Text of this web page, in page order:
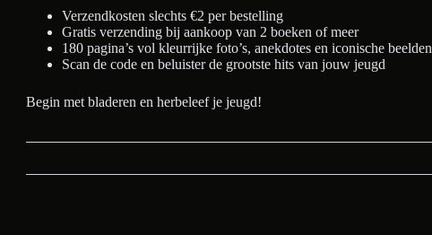
Verzendkosten slechts €2 per bestelling
Gratis verzending bij aankoop van 2 boeken of meer
180 pagina’s vol kleurrijke foto’s, anekdotes en iconische beelden
Scan de code en beluister de grootste hits van jouw jeugd
Begin met bladeren en herbeleef je jeugd!